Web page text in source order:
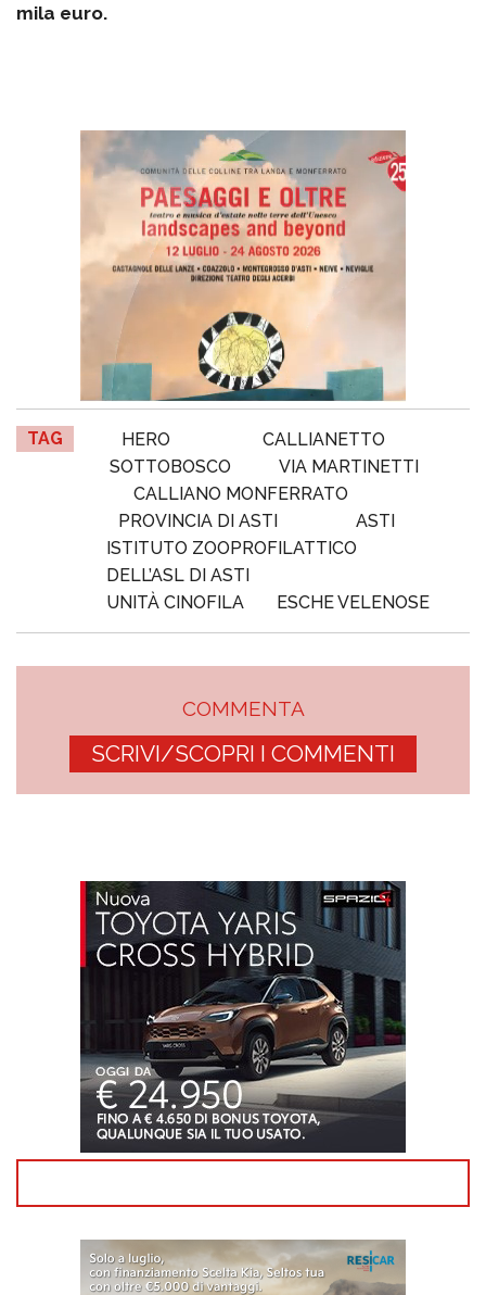
mila euro.
TAG HERO
CALLIANETTO
SOTTOBOSCO
VIA MARTINETTI
CALLIANO MONFERRATO
PROVINCIA DI ASTI
ASTI
ISTITUTO ZOOPROFILATTICO
DELL’ASL DI ASTI
UNITÀ CINOFILA
ESCHE VELENOSE
COMMENTA
SCRIVI/SCOPRI I COMMENTI